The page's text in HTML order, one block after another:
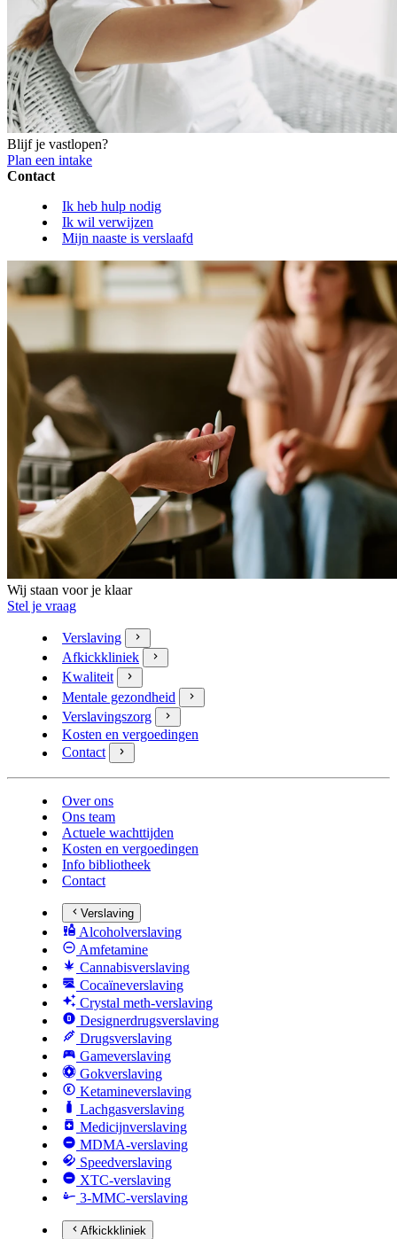
Blijf je vastlopen?
Plan een intake
Contact
Ik heb hulp nodig
Ik wil verwijzen
Mijn naaste is verslaafd
Wij staan voor je klaar
Stel je vraag
Verslaving
Afkickkliniek
Kwaliteit
Mentale gezondheid
Verslavingszorg
Kosten en vergoedingen
Contact
Over ons
Ons team
Actuele wachttijden
Kosten en vergoedingen
Info bibliotheek
Contact
Verslaving
Alcoholverslaving
Amfetamine
Cannabisverslaving
Cocaïneverslaving
Crystal meth-verslaving
Designerdrugsverslaving
Drugsverslaving
Gameverslaving
Gokverslaving
Ketamineverslaving
Lachgasverslaving
Medicijnverslaving
MDMA-verslaving
Speedverslaving
XTC-verslaving
3-MMC-verslaving
Afkickkliniek